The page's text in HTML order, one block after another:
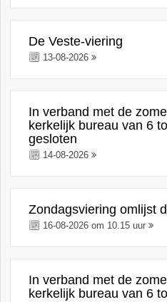
De Veste-viering
13-08-2026
In verband met de
kerkelijk bureau van 6
gesloten
14-08-2026
Zondagsviering omlijst
16-08-2026 om 10.15 uur
In verband met de
kerkelijk bureau van 6